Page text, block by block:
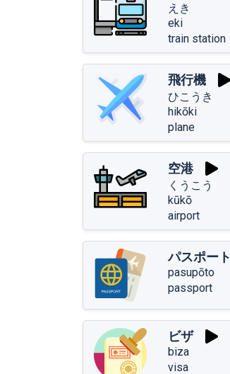
えき
eki
train station
飛行機
ひこうき
hikōki
plane
空港
くうこう
kūkō
airport
パスポート
pasupōto
passport
ビザ
biza
visa